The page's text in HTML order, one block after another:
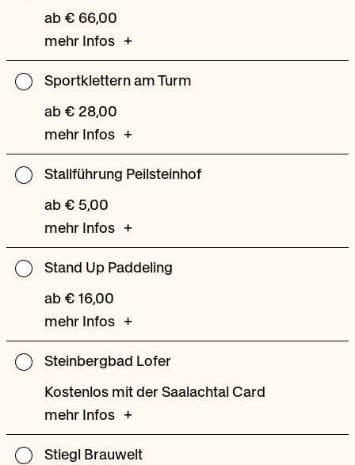
3x
EH
ab € 66,00
mehr Infos
Sportklettern
am
Sportklettern am Turm
ab € 28,00
mehr Infos
Stallführung
Peilsteinhof
Stallführung Peilsteinhof
ab € 5,00
mehr Infos
Stand
Up
Paddeling
Stand Up Paddeling
ab € 16,00
mehr Infos
Steinbergbad
Lofer
Steinbergbad Lofer
Kostenlos mit der Saalachtal Card
mehr Infos
Stiegl
Stiegl Brauwelt